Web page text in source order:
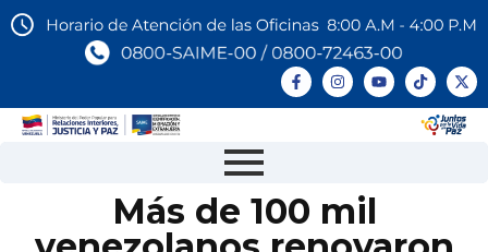
Más de 100 mil